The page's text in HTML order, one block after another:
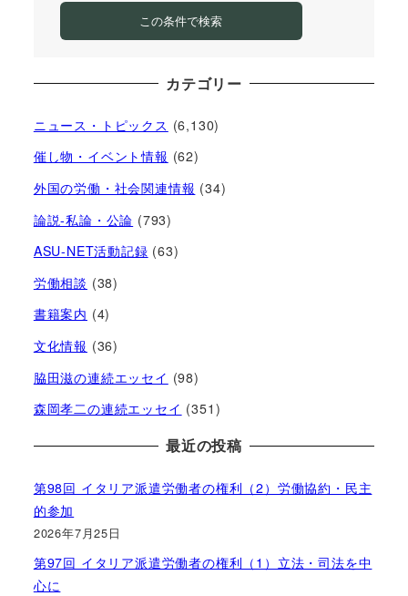
この条件で検索
カテゴリー
ニュース・トピックス (6,130)
催し物・イベント情報 (62)
外国の労働・社会関連情報 (34)
論説-私論・公論 (793)
ASU-NET活動記録 (63)
労働相談 (38)
書籍案内 (4)
文化情報 (36)
脇田滋の連続エッセイ (98)
森岡孝二の連続エッセイ (351)
最近の投稿
第98回 イタリア派遣労働者の権利（2）労働協約・民主
的参加
2026年7月25日
第97回 イタリア派遣労働者の権利（1）立法・司法を中
心に